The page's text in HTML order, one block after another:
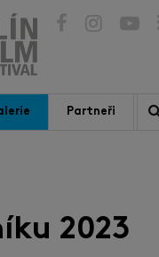
Partneři
2023